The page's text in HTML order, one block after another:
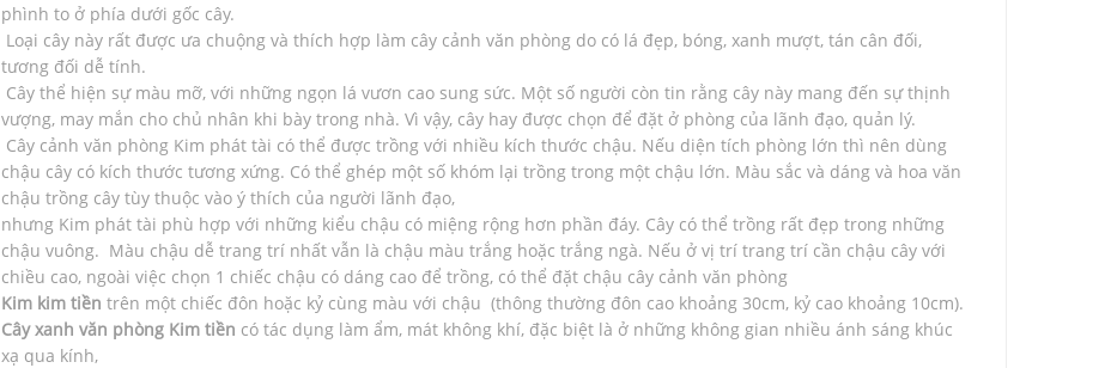
phình to ở phía dưới gốc cây.
Loại cây này rất được ưa chuộng và thích hợp làm cây cảnh văn phòng do có lá đẹp, bóng, xanh mượt, tán cân đối,
tương đối dễ tính.
Cây thể hiện sự màu mỡ, với những ngọn lá vươn cao sung sức. Một số người còn tin rằng cây này mang đến sự thịnh
vượng, may mắn cho chủ nhân khi bày trong nhà. Vì vậy, cây hay được chọn để đặt ở phòng của lãnh đạo, quản lý.
Cây cảnh văn phòng Kim phát tài có thể được trồng với nhiều kích thước chậu. Nếu diện tích phòng lớn thì nên dùng
chậu cây có kích thước tương xứng. Có thể ghép một số khóm lại trồng trong một chậu lớn. Màu sắc và dáng và hoa văn
chậu trồng cây tùy thuộc vào ý thích của người lãnh đạo,
nhưng Kim phát tài phù hợp với những kiểu chậu có miệng rộng hơn phần đáy. Cây có thể trồng rất đẹp trong những
chậu vuông. Màu chậu dễ trang trí nhất vẫn là chậu màu trắng hoặc trắng ngà. Nếu ở vị trí trang trí cần chậu cây với
chiều cao, ngoài việc chọn 1 chiếc chậu có dáng cao để trồng, có thể đặt chậu cây cảnh văn phòng
Kim kim tiền trên một chiếc đôn hoặc kỷ cùng màu với chậu (thông thường đôn cao khoảng 30cm, kỷ cao khoảng 10cm).
Cây xanh văn phòng Kim tiền có tác dụng làm ẩm, mát không khí, đặc biệt là ở những không gian nhiều ánh sáng khúc
xạ qua kính,